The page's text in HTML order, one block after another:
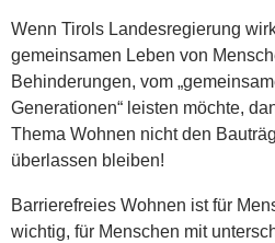
Wenn Tirols Landesregierung
gemeinsamen Leben von
Behinderungen, vom
Generationen“ leisten möchte,
Thema Wohnen nicht den
überlassen bleiben!
Barrierefreies Wohnen ist für
wichtig, für Menschen mit